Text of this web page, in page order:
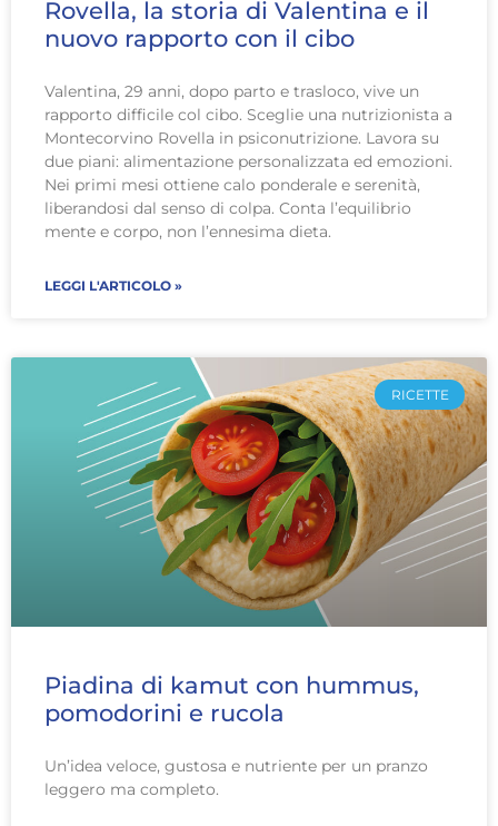
Rovella, la storia di Valentina e il
nuovo rapporto con il cibo
Valentina, 29 anni, dopo parto e trasloco, vive un
rapporto difficile col cibo. Sceglie una nutrizionista a
Montecorvino Rovella in psiconutrizione. Lavora su
due piani: alimentazione personalizzata ed emozioni.
Nei primi mesi ottiene calo ponderale e serenità,
liberandosi dal senso di colpa. Conta l’equilibrio
mente e corpo, non l’ennesima dieta.
LEGGI L'ARTICOLO »
RICETTE
Piadina di kamut con hummus,
pomodorini e rucola
Un’idea veloce, gustosa e nutriente per un pranzo
leggero ma completo.